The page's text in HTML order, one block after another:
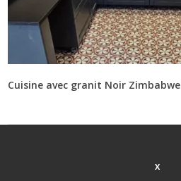
Cuisine avec granit Noir Zimbabwe
X